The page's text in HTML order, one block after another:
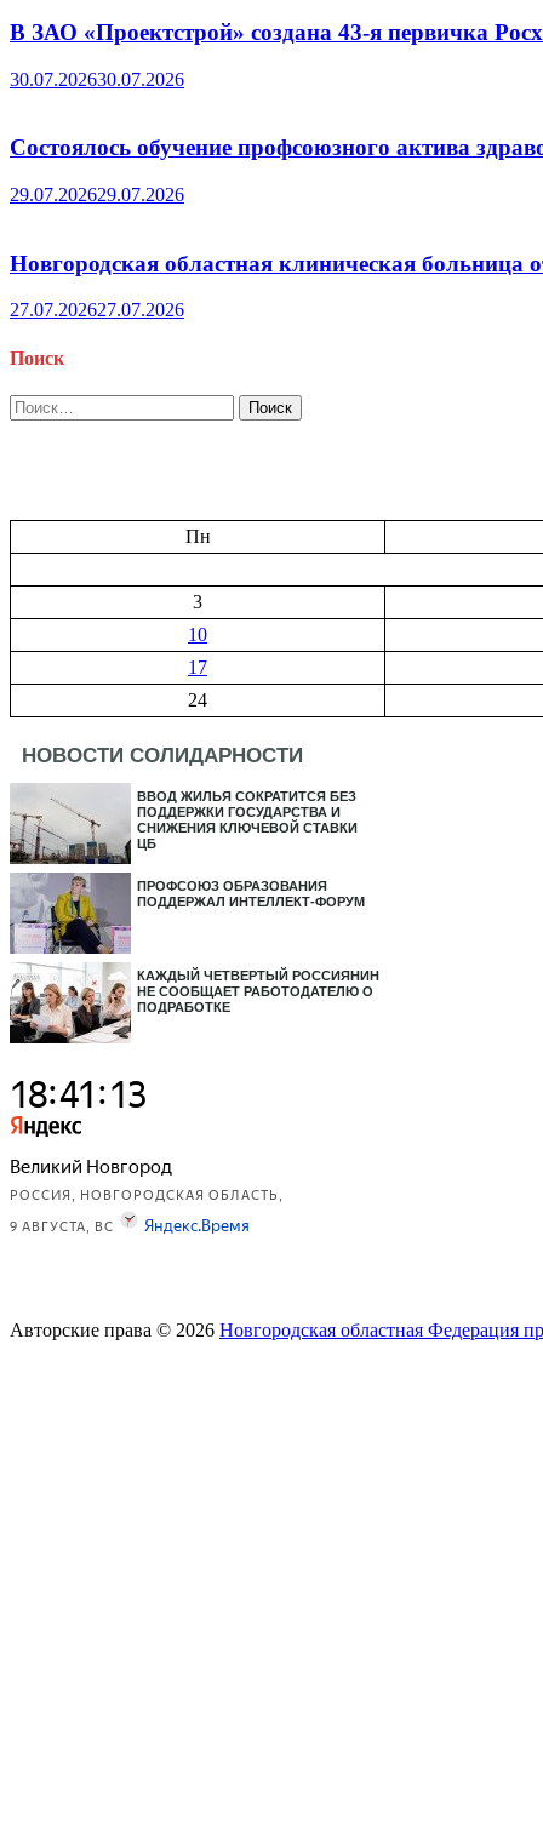
В ЗАО «Проектстрой» создана 43-я первичка
30.07.202630.07.2026
Состоялось обучение профсоюзного актива
29.07.202629.07.2026
Новгородская областная клиническая больница
27.07.202627.07.2026
Поиск
Найти:
Пн
3
10
17
24
НОВОСТИ СОЛИДАРНОСТИ
ВВОД ЖИЛЬЯ СОКРАТИТСЯ БЕЗ
ПОДДЕРЖКИ ГОСУДАРСТВА И
СНИЖЕНИЯ КЛЮЧЕВОЙ СТАВКИ
ЦБ
ПРОФСОЮЗ ОБРАЗОВАНИЯ
ПОДДЕРЖАЛ ИНТЕЛЛЕКТ-ФОРУМ
КАЖДЫЙ ЧЕТВЕРТЫЙ РОССИЯНИН
НЕ СООБЩАЕТ РАБОТОДАТЕЛЮ О
ПОДРАБОТКЕ
Авторские права © 2026 Новгородская областная Федерация